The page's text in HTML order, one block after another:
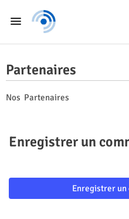
Partenaires
Nos Partenaires
Enregistrer un
Enregistrer